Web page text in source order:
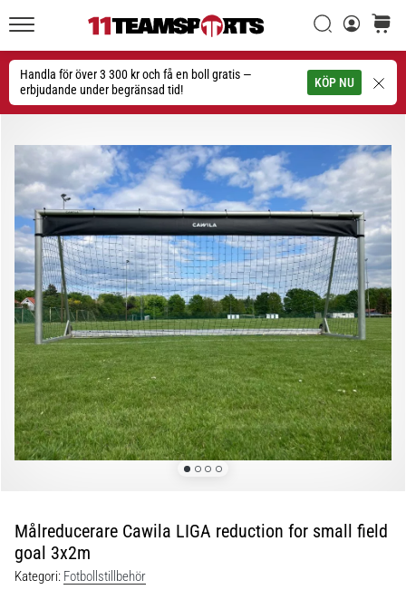
Handla för över 3 300 kr och få en boll gratis —
erbjudande under begränsad tid!
KÖP NU
Sök
Sök
1. 7. 2025
•
1 min. läsning
Play
More
Victories
Rusta
dig
för
dam-
EM
2025
med
officiella
tröjor
och
skor
från
Nike,
Var
en
del
Målreducerare Cawila LIGA reduction for small field
goal 3x2m
Kategori: Fotbollstillbehör